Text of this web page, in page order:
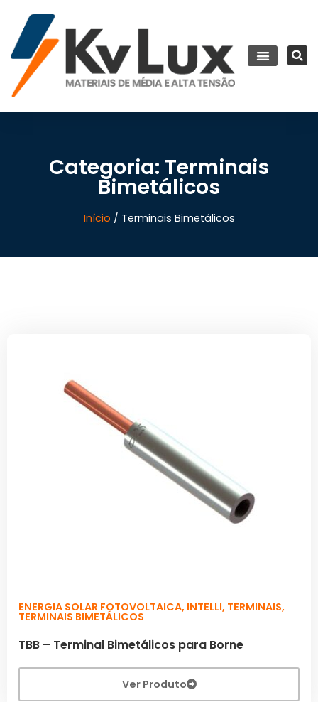
Categoria: Terminais
Bimetálicos
Início / Terminais Bimetálicos
ENERGIA SOLAR FOTOVOLTAICA, INTELLI, TERMINAIS,
TERMINAIS BIMETÁLICOS
TBB – Terminal Bimetálicos para Borne
Ver Produto